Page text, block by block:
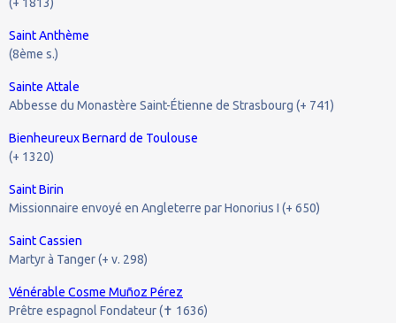
Saint Anthème
(8ème s.)
Sainte Attale
Abbesse du Monastère Saint-Étienne de Strasbourg (+ 741)
Bienheureux Bernard de Toulouse
(+ 1320)
Saint Birin
Missionnaire envoyé en Angleterre par Honorius I (+ 650)
Saint Cassien
Martyr à Tanger (+ v. 298)
Vénérable Cosme Muñoz Pérez
Prêtre espagnol Fondateur (✝ 1636)